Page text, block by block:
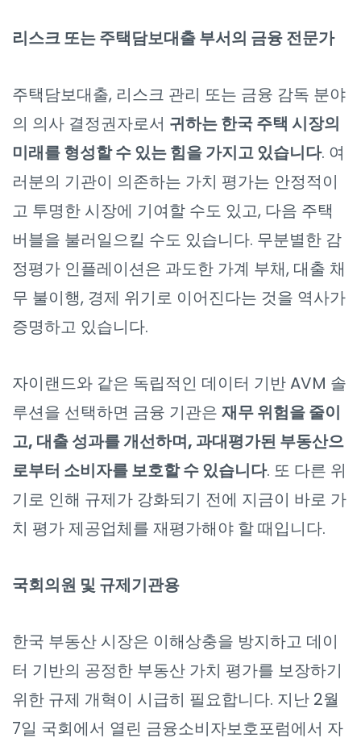
리스크 또는 주택담보대출 부서의 금융 전문가
주택담보대출, 리스크 관리 또는 금융 감독 분야
의 의사 결정권자로서 귀하는 한국 주택 시장의
미래를 형성할 수 있는 힘을 가지고 있습니다. 여
러분의 기관이 의존하는 가치 평가는 안정적이
고 투명한 시장에 기여할 수도 있고, 다음 주택
버블을 불러일으킬 수도 있습니다. 무분별한 감
정평가 인플레이션은 과도한 가계 부채, 대출 채
무 불이행, 경제 위기로 이어진다는 것을 역사가
증명하고 있습니다.
자이랜드와 같은 독립적인 데이터 기반 AVM 솔
루션을 선택하면 금융 기관은 재무 위험을 줄이
고, 대출 성과를 개선하며, 과대평가된 부동산으
로부터 소비자를 보호할 수 있습니다. 또 다른 위
기로 인해 규제가 강화되기 전에 지금이 바로 가
치 평가 제공업체를 재평가해야 할 때입니다.
국회의원 및 규제기관용
한국 부동산 시장은 이해상충을 방지하고 데이
터 기반의 공정한 부동산 가치 평가를 보장하기
위한 규제 개혁이 시급히 필요합니다. 지난 2월
7일 국회에서 열린 금융소비자보호포럼에서 자